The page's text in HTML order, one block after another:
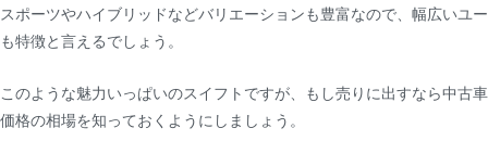
スポーツやハイブリッドなどバリエーションも豊富なので、幅広いユ
も特徴と言えるでしょう。
このような魅力いっぱいのスイフトですが、もし売りに出すなら中古
価格の相場を知っておくようにしましょう。